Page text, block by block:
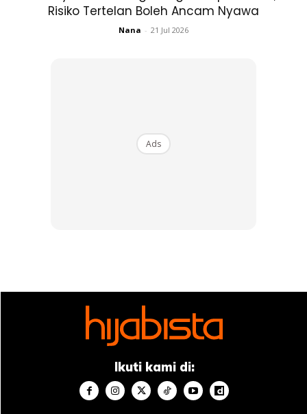
?Molly Preferred
Romantic Pansy Ceramic
CENDAWAN RANGUP BY
HERO CHEF
View this post on Instagram
Risiko Tertelan Boleh Ancam Nyawa
Nana - 21 Jul 2026
Ads
Ikuti kami di: